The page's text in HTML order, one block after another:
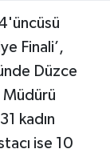
Finali’,
Düzce
Müdürü
kadın
ise 10